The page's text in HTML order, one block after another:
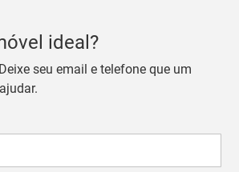
ideal?
seu email e telefone que um